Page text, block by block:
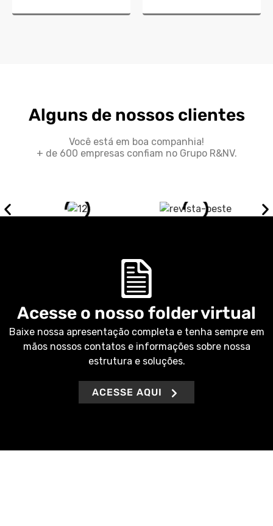
Alguns de nossos clientes
Você está em boa companhia!
+ de 600 empresas confiam no Grupo R&NV.
Acesse o nosso folder virtual
Baixe nossa apresentação completa e tenha sempre em
mãos nossos contatos e informações sobre nossa
estrutura e soluções.
ACESSE AQUI